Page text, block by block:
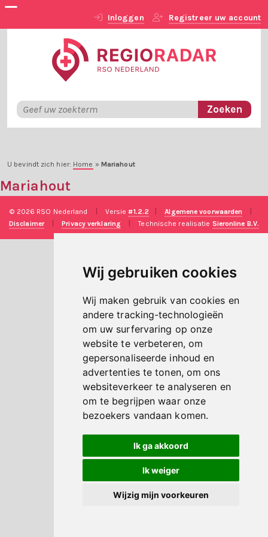
Wij gebruiken cookies
Wij maken gebruik van cookies en
andere tracking-technologieën
om uw surfervaring op onze
website te verbeteren, om
gepersonaliseerde inhoud en
advertenties te tonen, om ons
websiteverkeer te analyseren en
om te begrijpen waar onze
bezoekers vandaan komen.
Ik ga akkoord
Ik weiger
Wijzig mijn voorkeuren
Inloggen Registreer uw account
U bevindt zich hier: Home » Mariahout
Mariahout
© 2026 RSO Nederland Versie#1.2.2 Algemene voorwaarden
Disclaimer
Privacy verklaring Technische realisatie Sieronline B.V.